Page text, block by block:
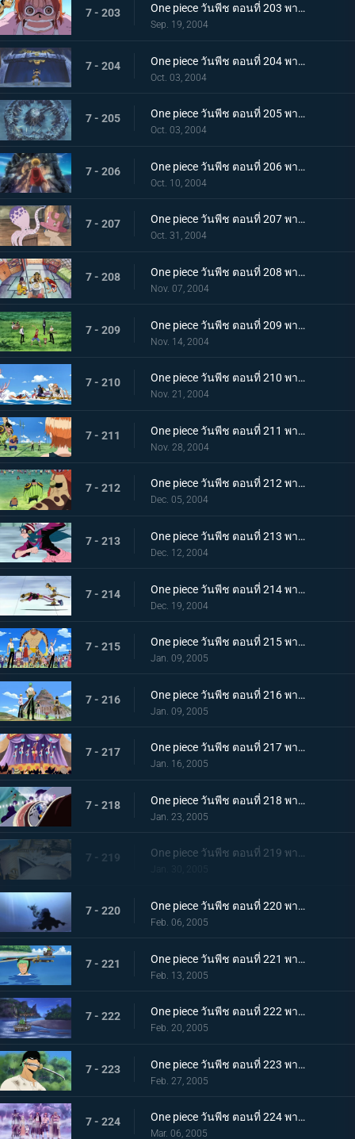
7 - 203 One piece วันพีช ตอนที่ 203 พากย์ไทย เรือโจรสลัดหายไป! บุกป้อมปราการยก 2
Sep. 19, 2004
7 - 204 One piece วันพีช ตอนที่ 204 พากย์ไทย แผนการทวงทองคำและแผนการทวงเวพเวอร์!
Oct. 03, 2004
7 - 205 One piece วันพีช ตอนที่ 205 พากย์ไทย แผนการจับยกกลุ่ม โจนาธานมั่นใจเกินร้อย
Oct. 03, 2004
7 - 206 One piece วันพีช ตอนที่ 206 พากย์ไทย ลาก่อนป้อมปราการกองทัพเรือ! การต่อสู้ครั้งสุดท้ายเพื่อหลบหนี!
Oct. 10, 2004
7 - 207 One piece วันพีช ตอนที่ 207 พากย์ไทย การผจญภัยที่ "ลองก์ริงก์ - ลองก์แลนด์"
Oct. 31, 2004
7 - 208 One piece วันพีช ตอนที่ 208 พากย์ไทย กลุ่มโจรสลัดฟ็อกซี่ กับ เดวี่แบ็ค
Nov. 07, 2004
7 - 209 One piece วันพีช ตอนที่ 209 พากย์ไทย ศึกแรก โดนัทเรซหนึ่งรอบ!
Nov. 14, 2004
7 - 210 One piece วันพีช ตอนที่ 210 พากย์ไทย จิ้งจอกเงินฟ็อกซี่! การโจมตีก่อนกวนอันร้ายกาจ!
Nov. 21, 2004
7 - 211 One piece วันพีช ตอนที่ 211 พากย์ไทย ศึกรอบที่สอง! ถล่มคล็อกกี้ริงก์
Nov. 28, 2004
7 - 212 One piece วันพีช ตอนที่ 212 พากย์ไทย ใบแดงปลิวว่อน! คล็อกกี้ริงค์
Dec. 05, 2004
7 - 213 One piece วันพีช ตอนที่ 213 พากย์ไทย ศึกรอบที่สาม โรลเลอร์เรซหมุนติ้วๆ
Dec. 12, 2004
7 - 214 One piece วันพีช ตอนที่ 214 พากย์ไทย การแข่งขันอันเร่าร้อน! เข้าสู่รอบสุดท้าย!
Dec. 19, 2004
7 - 215 One piece วันพีช ตอนที่ 215 พากย์ไทย ดวลบอลเดือด! ดอดจ์บอลโจรสลัด!
Jan. 09, 2005
7 - 216 One piece วันพีช ตอนที่ 216 พากย์ไทย การแข่งที่หน้าผา! เกมเออีไอโอยู!
Jan. 09, 2005
7 - 217 One piece วันพีช ตอนที่ 217 พากย์ไทย ศึกของกัปตัน! การดวลครั้งสุดท้าย!
Jan. 16, 2005
7 - 218 One piece วันพีช ตอนที่ 218 พากย์ไทย การจู่โจมสุดเอื่อยเฉื่อย ปะทะ ลูฟี่อมตะ!
Jan. 23, 2005
7 - 219 One piece วันพีช ตอนที่ 219 พากย์ไทย การดวลอันเร่าร้อน! ศึกตัดสินแห่งชะตากรรม!!!
Jan. 30, 2005
7 - 220 One piece วันพีช ตอนที่ 220 พากย์ไทย สูญหาย? ถูกช่วงชิง? นายเป็นใครกัน?
Feb. 06, 2005
7 - 221 One piece วันพีช ตอนที่ 221 พากย์ไทย เด็กผู้ชายถือขลุ่ยปริศนา กับ ข้อสันนิษฐานของโรบิ้น
Feb. 13, 2005
7 - 222 One piece วันพีช ตอนที่ 222 พากย์ไทย ชิงความทรงจำกลับคืน! กลุ่มโจรสลัดขึ้นฝั่ง
Feb. 20, 2005
7 - 223 One piece วันพีช ตอนที่ 223 พากย์ไทย โซโลหันคมเขี้ยว! สัตว์ป่าที่ขวางทาง!
Feb. 27, 2005
7 - 224 One piece วันพีช ตอนที่ 224 พากย์ไทย การโต้กลับของหัวขโมยความทรงจำที่เผยธาตุแท้!!
Mar. 06, 2005